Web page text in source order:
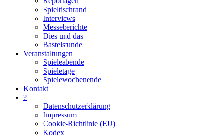
Spieltischrand
Interviews
Messeberichte
Dies und das
Bastelstunde
Veranstaltungen
Spieleabende
Spieletage
Spielewochenende
Kontakt
?
Datenschutzerklärung
Impressum
Cookie-Richtlinie (EU)
Kodex